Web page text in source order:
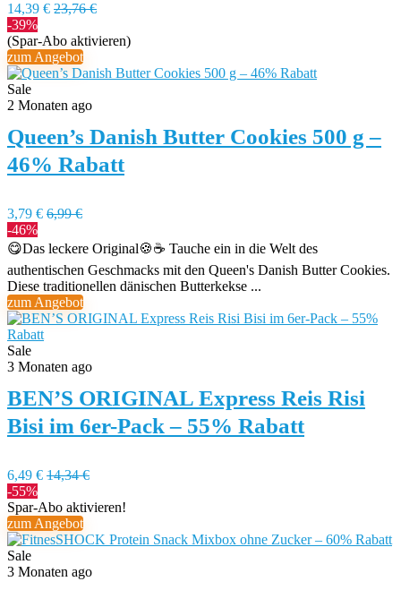
14,39 € 23,76 €
-39%
(Spar-Abo aktivieren)
zum Angebot
Sale
2 Monaten ago
Queen’s Danish Butter Cookies 500 g –
46% Rabatt
3,79 € 6,99 €
-46%
😋Das leckere Original🍪☕️ Tauche ein in die Welt des
authentischen Geschmacks mit den Queen's Danish Butter Cookies.
Diese traditionellen dänischen Butterkekse ...
zum Angebot
Sale
3 Monaten ago
BEN’S ORIGINAL Express Reis Risi
Bisi im 6er-Pack – 55% Rabatt
6,49 € 14,34 €
-55%
Spar-Abo aktivieren!
zum Angebot
Sale
3 Monaten ago